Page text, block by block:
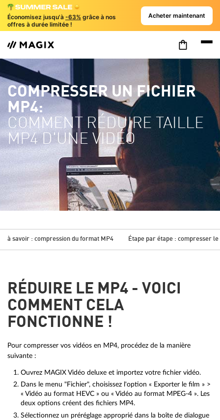
Économisez jusqu'à -63% grâce à nos
offres à durée limitée !
Acheter maintenant
COMPRESSER UN FICHIER
MP4:
COMMENT RÉDUIRE TAILLE
MP4 D'UNE VIDÉO
à savoir : compression du format MP4 Étape par étape : compresser
RÉDUIRE LE MP4 - VOICI
COMMENT CELA
FONCTIONNE !
Pour compresser vos vidéos en MP4, procédez de la manière
suivante :
Ouvrez MAGIX Vidéo deluxe et importez votre fichier vidéo.
Dans le menu "Fichier", choisissez l'option « Exporter le film » >
« Vidéo au format HEVC » ou « Vidéo au format MPEG-4 ». Les
deux options créent des fichiers MP4.
Sélectionnez un préréglage approprié dans la boîte de dialogue